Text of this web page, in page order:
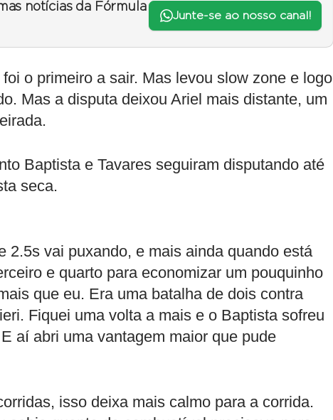
notícias da Fórmula
Junte-se ao nosso canal!
o primeiro a sair. Mas levou slow zone e logo
Mas a disputa deixou Ariel mais distante, um
Baptista e Tavares seguiram disputando até
seca.
2.5s vai puxando, e mais ainda quando está
e quarto para economizar um pouquinho
que eu. Era uma batalha de dois contra
Fiquei uma volta a mais e o Baptista sofreu
aí abri uma vantagem maior que pude
isso deixa mais calmo para a corrida.